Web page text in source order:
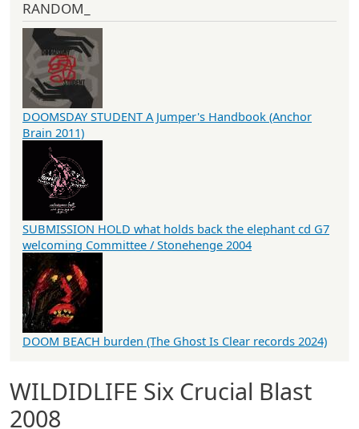
WILDIDLIFE Six Crucial Blast
2008
RANDOM_
DOOMSDAY STUDENT A Jumper's Handbook (Anchor
Brain 2011)
SUBMISSION HOLD what holds back the elephant cd G7
welcoming Committee / Stonehenge 2004
DOOM BEACH burden (The Ghost Is Clear records 2024)